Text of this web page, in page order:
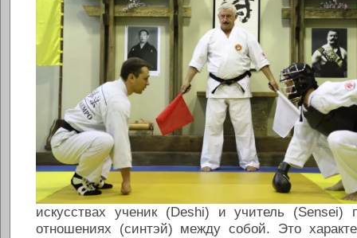
искусствах ученик (Deshi) и учитель
отношениях (синтэй) между собой. Это